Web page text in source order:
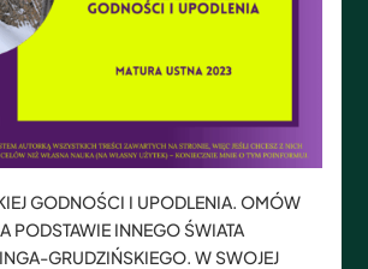
GODNOŚCI I UPODLENIA. OMÓW
PODSTAWIE INNEGO ŚWIATA
GRUDZIŃSKIEGO. W SWOJEJ